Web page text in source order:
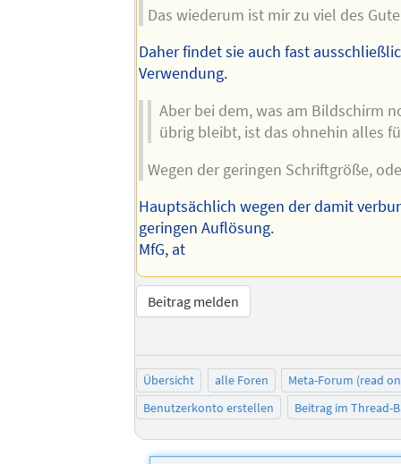
Das wiederum ist mir zu viel des
Daher findet sie auch fast
Verwendung.
Aber bei dem, was am Bildschirm
übrig bleibt, ist das ohnehin alles
Wegen der geringen Schriftgröße,
Hauptsächlich wegen der damit
geringen Auflösung.
MfG, at
Beitrag melden
Übersicht alle Foren
Meta-Forum (read
Benutzerkonto erstellen
Beitrag im Thread-